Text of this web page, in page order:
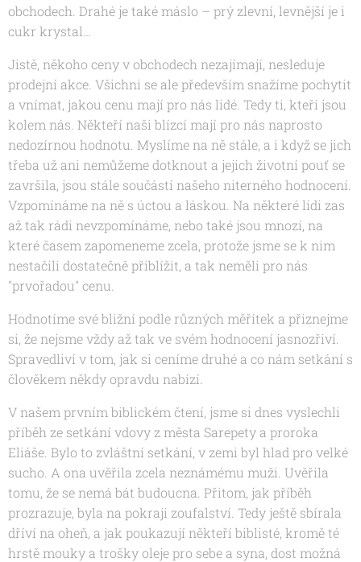
obchodech. Drahé je také máslo – prý zlevní, levnější je i
cukr krystal…
Jistě, někoho ceny v obchodech nezajímají, nesleduje
prodejní akce. Všichni se ale především snažíme pochytit
a vnímat, jakou cenu mají pro nás lidé. Tedy ti, kteří jsou
kolem nás. Někteří naši blízcí mají pro nás naprosto
nedozírnou hodnotu. Myslíme na ně stále, a i když se jich
třeba už ani nemůžeme dotknout a jejich životní pouť se
završila, jsou stále součástí našeho niterného hodnocení.
Vzpomínáme na ně s úctou a láskou. Na některé lidi zas
až tak rádi nevzpomínáme, nebo také jsou mnozí, na
které časem zapomeneme zcela, protože jsme se k nim
nestačili dostatečně přiblížit, a tak neměli pro nás
"prvořadou" cenu.
Hodnotíme své bližní podle různých měřítek a přiznejme
si, že nejsme vždy až tak ve svém hodnocení jasnozřiví.
Spravedliví v tom, jak si ceníme druhé a co nám setkání s
člověkem někdy opravdu nabízí.
V našem prvním biblickém čtení, jsme si dnes vyslechli
příběh ze setkání vdovy z města Sarepety a proroka
Eliáše. Bylo to zvláštní setkání, v zemi byl hlad pro velké
sucho. A ona uvěřila zcela neznámému muži. Uvěřila
tomu, že se nemá bát budoucna. Přitom, jak příběh
prozrazuje, byla na pokraji zoufalství. Tedy ještě sbírala
dříví na oheň, a jak poukazují někteří biblisté, kromě té
hrstě mouky a trošky oleje pro sebe a syna, dost možná